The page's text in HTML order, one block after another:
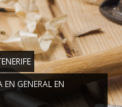
EN GENERAL EN